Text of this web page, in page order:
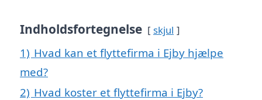
Indholdsfortegnelse skjul
1) Hvad kan et flyttefirma i Ejby hjælpe
med?
2) Hvad koster et flyttefirma i Ejby?